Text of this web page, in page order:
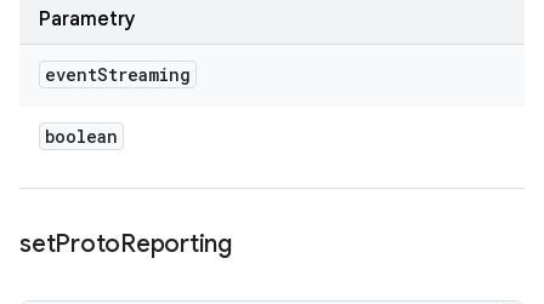
Parametry
eventStreaming
boolean
setProtoReporting